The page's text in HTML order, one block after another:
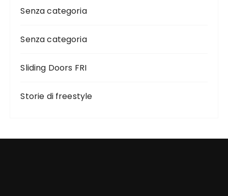
Senza categoria
Senza categoria
Sliding Doors FRI
Storie di freestyle